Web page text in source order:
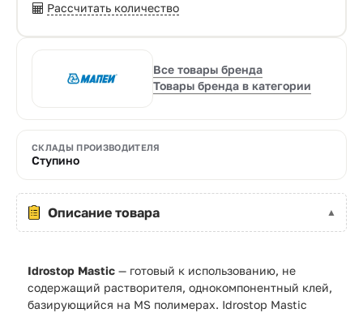
Рассчитать количество
Все товары бренда
Товары бренда в категории
СКЛАДЫ ПРОИЗВОДИТЕЛЯ
Ступино
Описание товара
Idrostop Mastic — готовый к использованию, не
содержащий растворителя, однокомпонентный клей,
базирующийся на MS полимерах. Idrostop Mastic